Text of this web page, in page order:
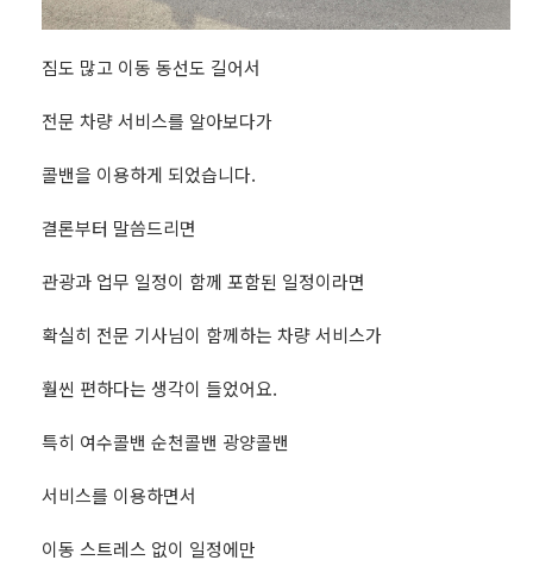
짐도 많고 이동 동선도 길어서
전문 차량 서비스를 알아보다가
콜밴을 이용하게 되었습니다.
결론부터 말씀드리면
관광과 업무 일정이 함께 포함된 일정이라면
확실히 전문 기사님이 함께하는 차량 서비스가
훨씬 편하다는 생각이 들었어요.
특히 여수콜밴 순천콜밴 광양콜밴
서비스를 이용하면서
이동 스트레스 없이 일정에만